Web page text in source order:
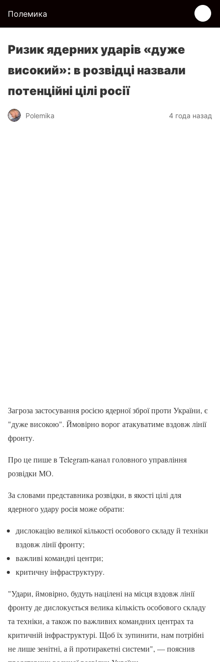
Полемика
Ризик ядерних ударів «дуже
високий»: в розвідці назвали
потенційні цілі росії
Polemika 4 года назад
Загроза застосування росією ядерної зброї проти України, є
"дуже високою". Ймовірно ворог атакуватиме вздовж лінії
фронту.
Про це пише в Telegram-канал головного управління
розвідки МО.
За словами представника розвідки, в якості цілі для
ядерного удару росія може обрати:
дислокацію великої кількості особового складу й техніки
вздовж лінії фронту;
важливі командні центри;
критичну інфраструктуру.
"Удари, ймовірно, будуть націлені на місця вздовж лінії
фронту де дислокується велика кількість особового складу
та техніки, а також по важливих командних центрах та
критичній інфраструктурі. Щоб їх зупинити, нам потрібні
не лише зенітні, а й протиракетні системи", — пояснив